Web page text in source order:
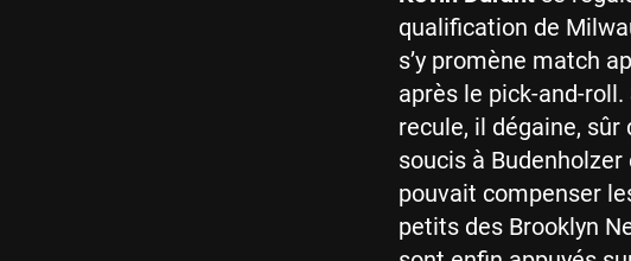
qualification de
s’y promène match
après le pick-and-roll.
recule, il dégaine, sûr
soucis à
pouvait compenser
petits des Brooklyn